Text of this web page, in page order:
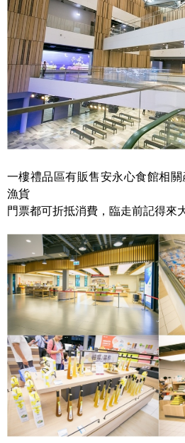
一樓禮品區有販售安永心食館相
漁貨
門票都可折抵消費，臨走前記得來